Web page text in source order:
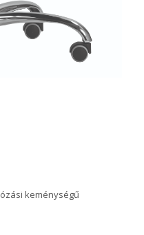
keménységű